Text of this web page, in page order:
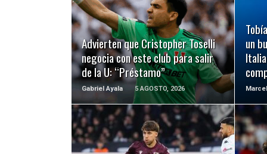
Advierten que Cristopher Toselli
negocia con este club para salir
de la U: “Préstamo”
Gabriel Ayala 5 AGOSTO, 2026
LEER MÁS
un